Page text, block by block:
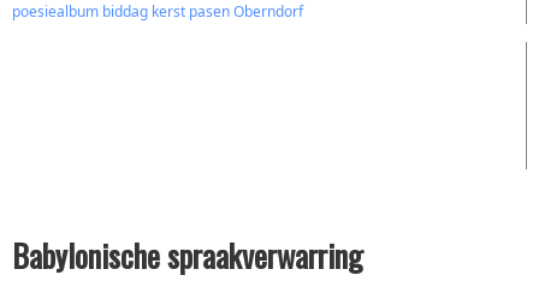
poesiealbum biddag kerst pasenOberndorf
Babylonische spraakverwarring